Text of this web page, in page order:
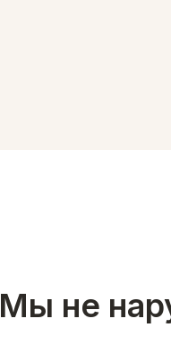
Мы не